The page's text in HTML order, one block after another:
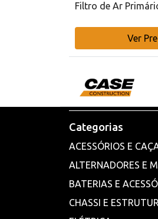
Filtro de Ar
Ver
Categorias
ACESSÓRIOS E
ALTERNADORES E
BATERIAS E
CHASSI E